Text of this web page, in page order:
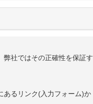
弊社ではその正確性を保証す
あるリンク(入力フォーム)か